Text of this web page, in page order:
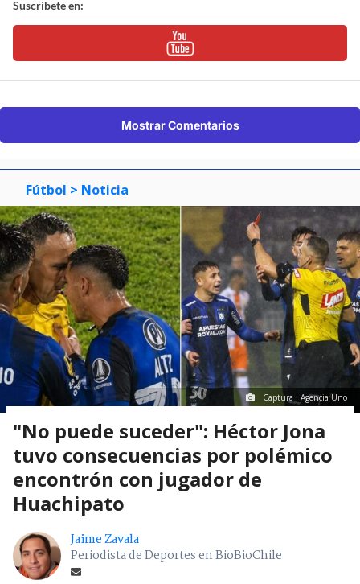
Suscríbete en:
Mostrar Comentarios
Fútbol > Noticia
Captura I Agencia Uno
"No puede suceder": Héctor Jona
tuvo consecuencias por polémico
encontrón con jugador de
Huachipato
Jaime Zavala
Periodista de Deportes en BioBioChile